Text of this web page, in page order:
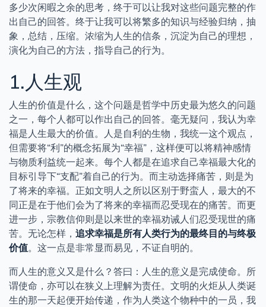
多少次闲暇之余的思考，终于可以让我对这些问题完整的作
出自己的回答。终于让我可以将繁多的知识与经验归纳，抽
象，总结，压缩。浓缩为人生的信条，沉淀为自己的理想，
演化为自己的方法，指导自己的行为。
1.人生观
人生的价值是什么，这个问题是哲学中历史最为悠久的问题
之一，每个人都可以作出自己的回答。毫无疑问，我认为幸
福是人生最大的价值。人是自利的生物，我统一这个观点，
但需要将“利”的概念拓展为“幸福”，这样便可以将精神感情
与物质利益统一起来。每个人都是在追求自己幸福最大化的
目标引导下“支配”着自己的行为。而主动选择痛苦，则是为
了将来的幸福。正如文明人之所以区别于野蛮人，最大的不
同正是在于他们会为了将来的幸福而忍受现在的痛苦。而更
进一步，宗教信仰则是以来世的幸福劝诫人们忍受现世的痛
苦。无论怎样， 追求幸福是所有人类行为的最终目的与终极
价值。这一点是非常显而易见，不证自明的。
而人生的意义又是什么？答曰：人生的意义是完成使命。所
谓使命，亦可以在狭义上理解为责任。文明的火炬从人类诞
生的那一天起便开始传递，作为人类这个物种中的一员，我